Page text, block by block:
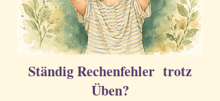
Ständig Rechenfehler trotz
Üben?